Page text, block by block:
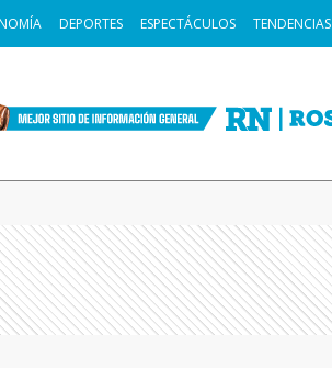
DEPORTES ESPECTÁCULOS TENDENCIAS